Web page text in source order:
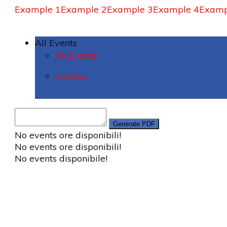
Example 1Example 2Example 3Example 4
All Events
All Events
Zumba
No events ore disponibili!
No events ore disponibili!
No events disponibile!